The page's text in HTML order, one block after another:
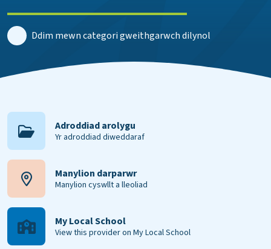
Ddim mewn categori gweithgarwch dilynol
Adroddiad arolygu
Yr adroddiad diweddaraf
Manylion darparwr
Manylion cyswllt a lleoliad
My Local School
View this provider on My Local School